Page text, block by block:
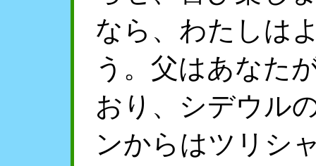
なら、わたしは
う。父はあなた
おり、シデウル
ンからはツリシ